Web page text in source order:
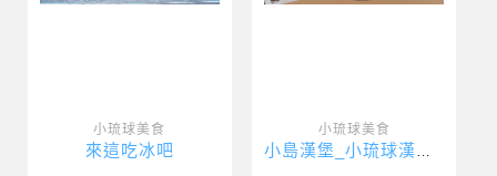
小琉球美食
來這吃冰吧
小琉球美食